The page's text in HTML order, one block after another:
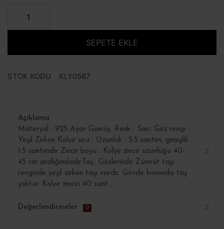
SEPETE EKLE
STOK KODU KLY0567
Açıklama
Materyal : 925 Ayar Gümüş. Renk : Sarı. Göz rengi :
Yeşil Zirkon Kolye ucu : Uzunluk : 5.5 santim, genişlik
1.5 santimdir Zincir boyu : Kolye zincir uzunluğu 40-
45 cm aralığındadır.Taş.: Gözlerinde Zümrüt taşı
renginde yeşil zirkon taşı vardır. Gövde kısmında taş
yoktur. Kolye zinciri 40 sant...
Değerlendirmeler 0